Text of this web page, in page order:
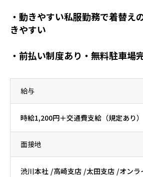
・動きやすい私服勤務で着替え
きやすい
・前払い制度あり・無料駐車場
給与
時給1,200円＋交通費支給（規定あり）
面接地
渋川本社 高崎支店 太田支店 オンラ